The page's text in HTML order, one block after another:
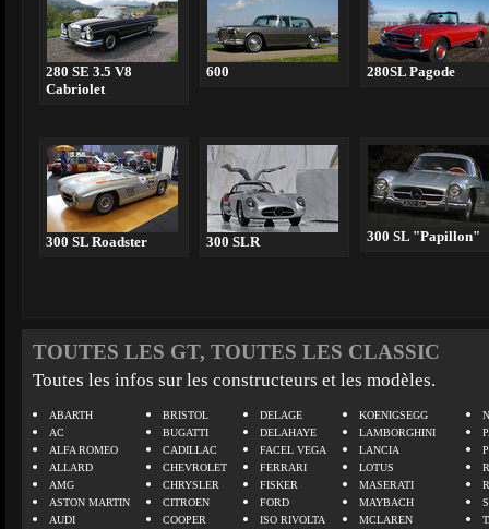
280 SE 3.5 V8
Cabriolet
600 280SL Pagode
300 SL Roadster 300 SLR 300 SL "Papillon"
TOUTES LES GT, TOUTES LES CLASSIC
Toutes les infos sur les constructeurs et les modèles.
ABARTH
AC
ALFA ROMEO
ALLARD
AMG
ASTON MARTIN
AUDI
BRISTOL
BUGATTI
CADILLAC
CHEVROLET
CHRYSLER
CITROEN
COOPER
DELAGE
DELAHAYE
FACEL VEGA
FERRARI
FISKER
FORD
ISO RIVOLTA
KOENIGSEGG
LAMBORGHINI
LANCIA
LOTUS
MASERATI
MAYBACH
MCLAREN